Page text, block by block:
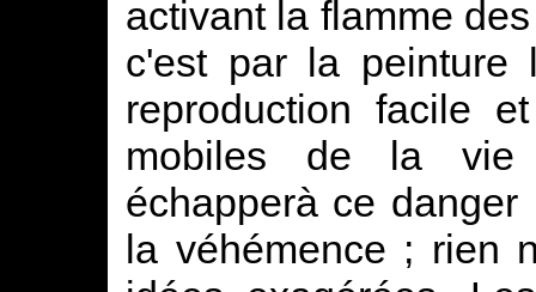
activant la flamme
c'est par la peinture
reproduction facile
mobiles de la vie
échapperà ce
la véhémence ; rien